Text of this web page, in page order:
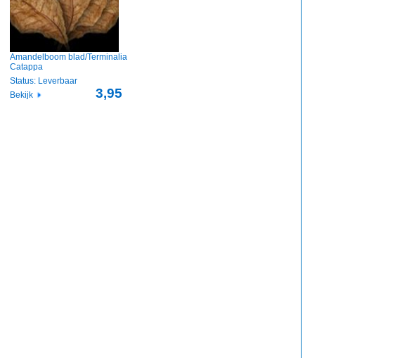
Amandelboom blad/Terminalia
Catappa
3,95
Status: Leverbaar
Bekijk